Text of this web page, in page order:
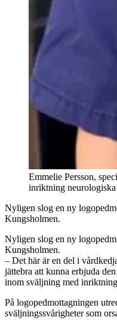
Emmelie Persson,
inriktning
Nyligen slog en ny
Kungsholmen.
Nyligen slog en ny
Kungsholmen.
– Det här är en del i
jättebra att kunna erbjuda
inom sväljning med
På logopedmottagningen
sväljningssvårigheter som